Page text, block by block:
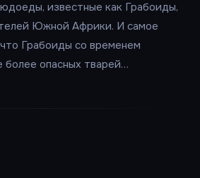
известные как Грабоиды,
Южной Африки. И самое
Грабоиды со временем
более опасных тварей…